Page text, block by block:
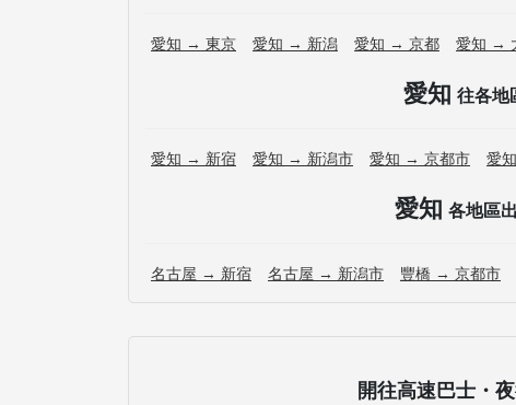
愛知 → 東京 愛知 → 新潟 愛知 → 京都 愛知 →
愛知 往各地
愛知 → 新宿 愛知 → 新潟市 愛知 → 京都市 愛
愛知 各地區
名古屋 → 新宿 名古屋 → 新潟市 豐橋 → 京都市
開往高速巴士・